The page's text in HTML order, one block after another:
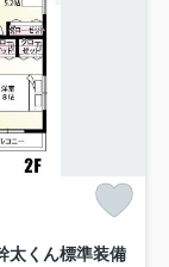
太くん標準装備